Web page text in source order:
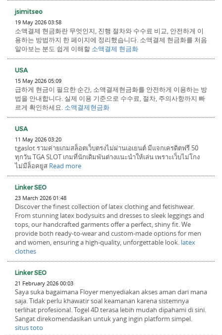
jsimitseo
19 May 2026 03:58
소액결제 현금화란 무엇인지, 진행 절차와 수수료 비교, 안전하게 이
용하는 방법까지 한 페이지에 정리했습니다. 소액결제 현금화를 처음
알아보는 분도 쉽게 이해할 소액결제 현금화
USA
15 May 2026 05:09
급하게 현금이 필요한 순간, 소액결제현금화를 안전하게 이용하는 방
법을 안내합니다. 실제 이용 기준으로 수수료, 절차, 주의사항까지 빠
르게 확인하세요. 소액결제현금화
USA
11 May 2026 03:20
tgaslot รวมค่ายเกมสล็อตเว็บตรงไม่ผ่านเอเยนต์ มีแจกเครดิตฟรี 50
ทุกวัน TGA SLOT เกมที่นักเดิมพันต่างแนะนำให้เล่น เพราะเว็บไม่โกง
ไม่มีล็อคยูส Read more
Linker SEO
23 March 2026 01:48
Discover the finest collection of latex clothing and fetishwear.
From stunning latex bodysuits and dresses to sleek leggings and
tops, our handcrafted garments offer a perfect, shiny fit. We
provide both ready-to-wear and custom-made options for men
and women, ensuring a high-quality, unforgettable look. latex
clothes
Linker SEO
21 February 2026 00:03
Saya suka bagaimana Floyer menyediakan akses aman dari mana
saja. Tidak perlu khawatir soal keamanan karena sistemnya
terlihat profesional. Togel 4D terasa lebih mudah dipahami di sini.
Sangat direkomendasikan untuk yang ingin platform simpel.
situs toto